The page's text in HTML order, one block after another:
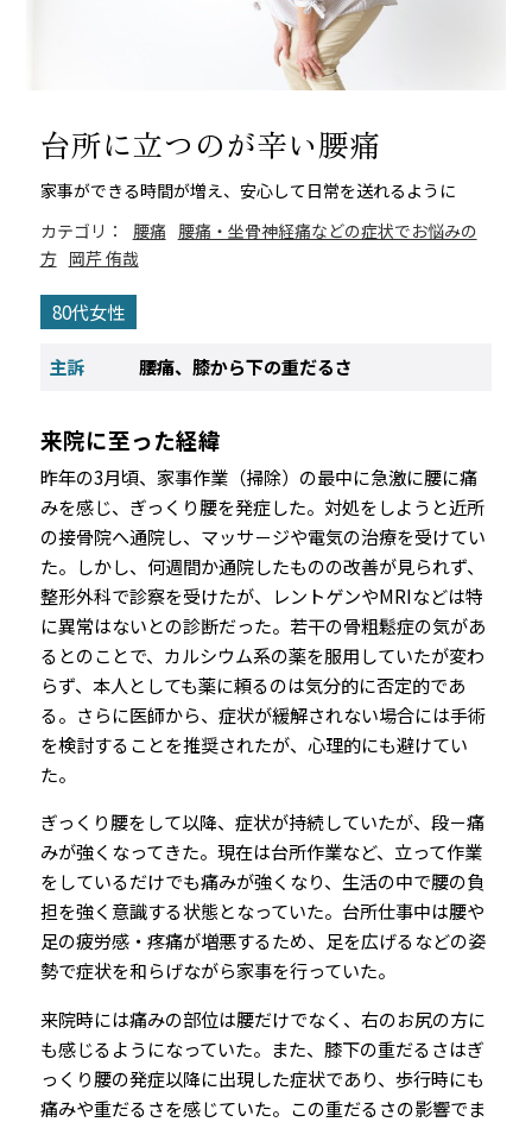
台所に立つのが辛い腰痛
家事ができる時間が増え、安心して日常を送れるように
カテゴリ：
腰痛 腰痛・坐骨神経痛などの症状でお悩みの
方 岡芹 侑哉
80代女性
主訴 腰痛、膝から下の重だるさ
来院に至った経緯
昨年の3月頃、家事作業（掃除）の最中に急激に腰に痛
みを感じ、ぎっくり腰を発症した。対処をしようと近所
の接骨院へ通院し、マッサ－ジや電気の治療を受けてい
た。しかし、何週間か通院したものの改善が見られず、
整形外科で診察を受けたが、レントゲンやMRIなどは特
に異常はないとの診断だった。若干の骨粗鬆症の気があ
るとのことで、カルシウム系の薬を服用していたが変わ
らず、本人としても薬に頼るのは気分的に否定的であ
る。さらに医師から、症状が緩解されない場合には手術
を検討することを推奨されたが、心理的にも避けてい
た。
ぎっくり腰をして以降、症状が持続していたが、段－痛
みが強くなってきた。現在は台所作業など、立って作業
をしているだけでも痛みが強くなり、生活の中で腰の負
担を強く意識する状態となっていた。台所仕事中は腰や
足の疲労感・疼痛が増悪するため、足を広げるなどの姿
勢で症状を和らげながら家事を行っていた。
来院時には痛みの部位は腰だけでなく、右のお尻の方に
も感じるようになっていた。また、膝下の重だるさはぎ
っくり腰の発症以降に出現した症状であり、歩行時にも
痛みや重だるさを感じていた。この重だるさの影響でま